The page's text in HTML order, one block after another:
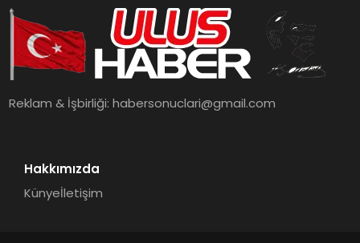
Reklam & İşbirliği:habersonuclari@gmail.com
Hakkımızda
Künyeİletişim